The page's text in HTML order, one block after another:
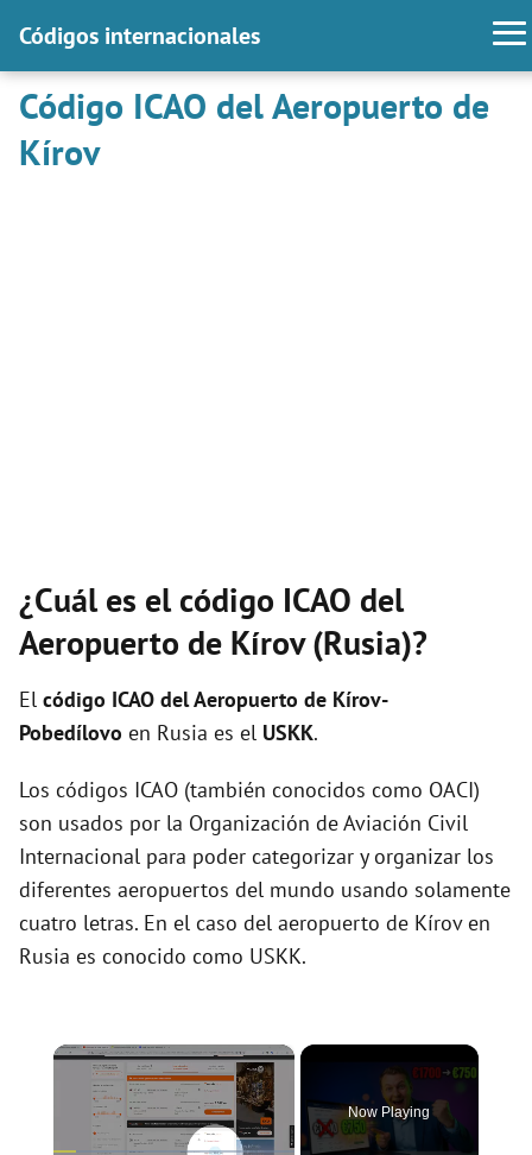
Códigos internacionales
Código ICAO del Aeropuerto de
Kírov
¿Cuál es el código ICAO del
Aeropuerto de Kírov (Rusia)?
El código ICAO delAeropuerto de Kírov-
Pobedílovo en Rusia es el USKK.
Los códigos ICAO (también conocidos como OACI)
son usados por la Organización de Aviación Civil
Internacional para poder categorizar y organizar los
diferentes aeropuertos del mundo usando solamente
cuatro letras. En el caso del aeropuerto de Kírov en
Rusia es conocido como USKK.
×
Now Playing